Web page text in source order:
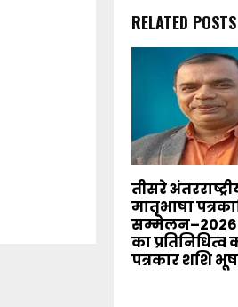
RELATED POSTS
तीसरे
मातृभाषा
सम्मेलन–2026
का
पत्रकार शशि